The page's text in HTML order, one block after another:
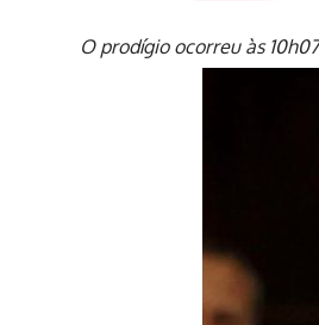
O prodígio ocorreu às